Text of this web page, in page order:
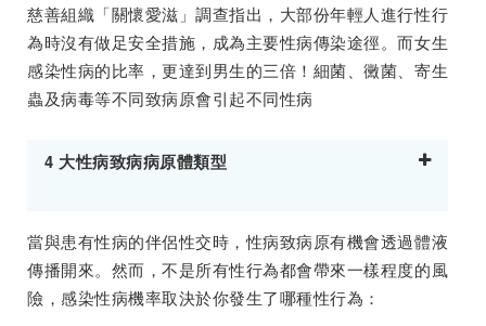
慈善組織「關懷愛滋」調查指出，大部份年輕人進行性行
為時沒有做足安全措施，成為主要性病傳染途徑。而女生
感染性病的比率，更達到男生的三倍！細菌、黴菌、寄生
蟲及病毒等不同致病原會引起不同性病
4 大性病致病病原體類型
當與患有性病的伴侶性交時，性病致病原有機會透過體液
傳播開來。然而，不是所有性行為都會帶來一樣程度的風
險，感染性病機率取決於你發生了哪種性行為：